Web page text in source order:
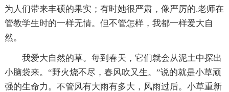
为人们带来丰硕的果实；有时她很严肃，像严厉的.老师在
管教学生时的一样无情。但不管怎样，我都一样爱大自
然。
我爱大自然的草。每到春天，它们就会从泥土中探出
小脑袋来。“野火烧不尽，春风吹又生。”说的就是小草顽
强的生命力。不管风有大雨有多大，风雨过后。小草重新